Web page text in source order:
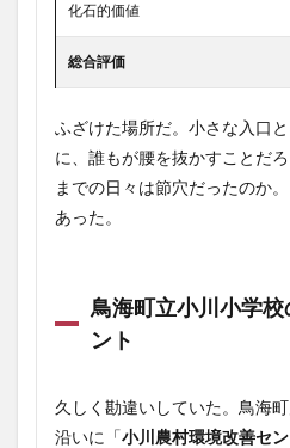
化石的価値
総合評価
ふざけた場所だ。小さな入口
に、誰もが腰を抜かすことだ
までの日々は節穴だったのか
あった。
鳥海町立小川小学
ント
久しく勘違いしていた。鳥海
沿いに「小川農村環境改善セ